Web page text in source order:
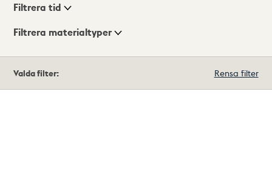
Visningsläge
Filtrera tid
Filtrera materialtyper
träffar
Valda filter: Rensa filter